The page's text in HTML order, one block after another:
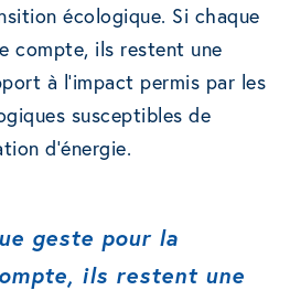
écologique. Si chaque
compte, ils restent une
à l’impact permis par les
susceptibles de
d’énergie.
geste pour la
ils restent une